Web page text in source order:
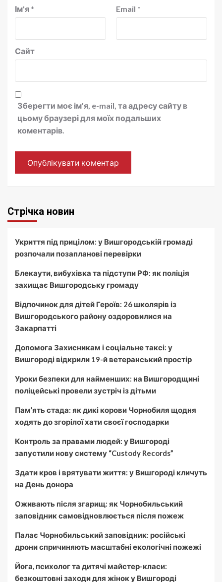
Ім'я * Email *
Сайт
Зберегти моє ім'я, e-mail, та адресу сайту в
цьому браузері для моїх подальших
коментарів.
Стрічка новин
Укриття під прицілом: у Вишгородській громаді
розпочали позапланові перевірки
Блекаути, вибухівка та підступи РФ: як поліція
захищає Вишгородську громаду
Відпочинок для дітей Героїв: 26 школярів із
Вишгородського району оздоровилися на
Закарпатті
Допомога Захисникам і соціальне таксі: у
Вишгороді відкрили 19-й ветеранський простір
Уроки безпеки для найменших: на Вишгородщині
поліцейські провели зустріч із дітьми
Пам’ять стада: як дикі корови Чорнобиля щодня
ходять до згорілої хати своєї господарки
Контроль за правами людей: у Вишгороді
запустили нову систему “Custody Records”
Здати кров і врятувати життя: у Вишгороді кличуть
на День донора
Оживають після згарищ: як Чорнобильський
заповідник самовідновлюється після пожеж
Палає Чорнобильський заповідник: російські
дрони спричиняють масштабні екологічні пожежі
Йога, психолог та дитячі майстер-класи:
безкоштовні заходи для жінок у Вишгороді